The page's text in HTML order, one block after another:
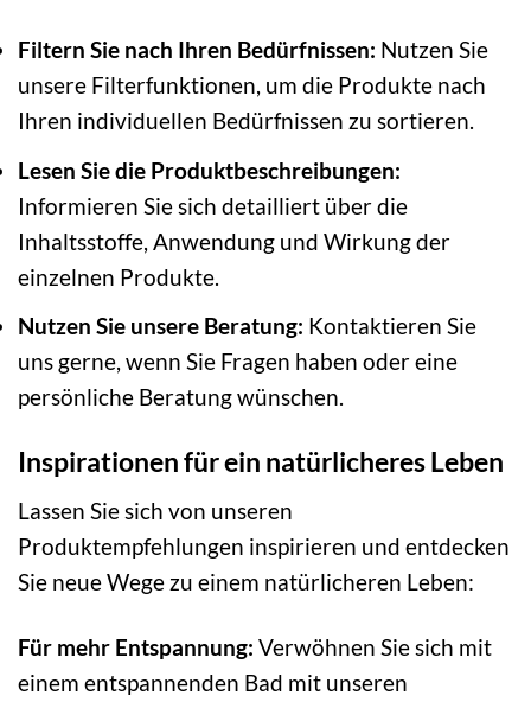
Filtern Sie nach Ihren Bedürfnissen: Nutzen Sie
unsere Filterfunktionen, um die Produkte nach
Ihren individuellen Bedürfnissen zu sortieren.
Lesen Sie die Produktbeschreibungen:
Informieren Sie sich detailliert über die
Inhaltsstoffe, Anwendung und Wirkung der
einzelnen Produkte.
Nutzen Sie unsere Beratung: Kontaktieren Sie
uns gerne, wenn Sie Fragen haben oder eine
persönliche Beratung wünschen.
Inspirationen für ein natürlicheres Leben
Lassen Sie sich von unseren
Produktempfehlungen inspirieren und entdecken
Sie neue Wege zu einem natürlicheren Leben:
Für mehr Entspannung: Verwöhnen Sie sich mit
einem entspannenden Bad mit unseren